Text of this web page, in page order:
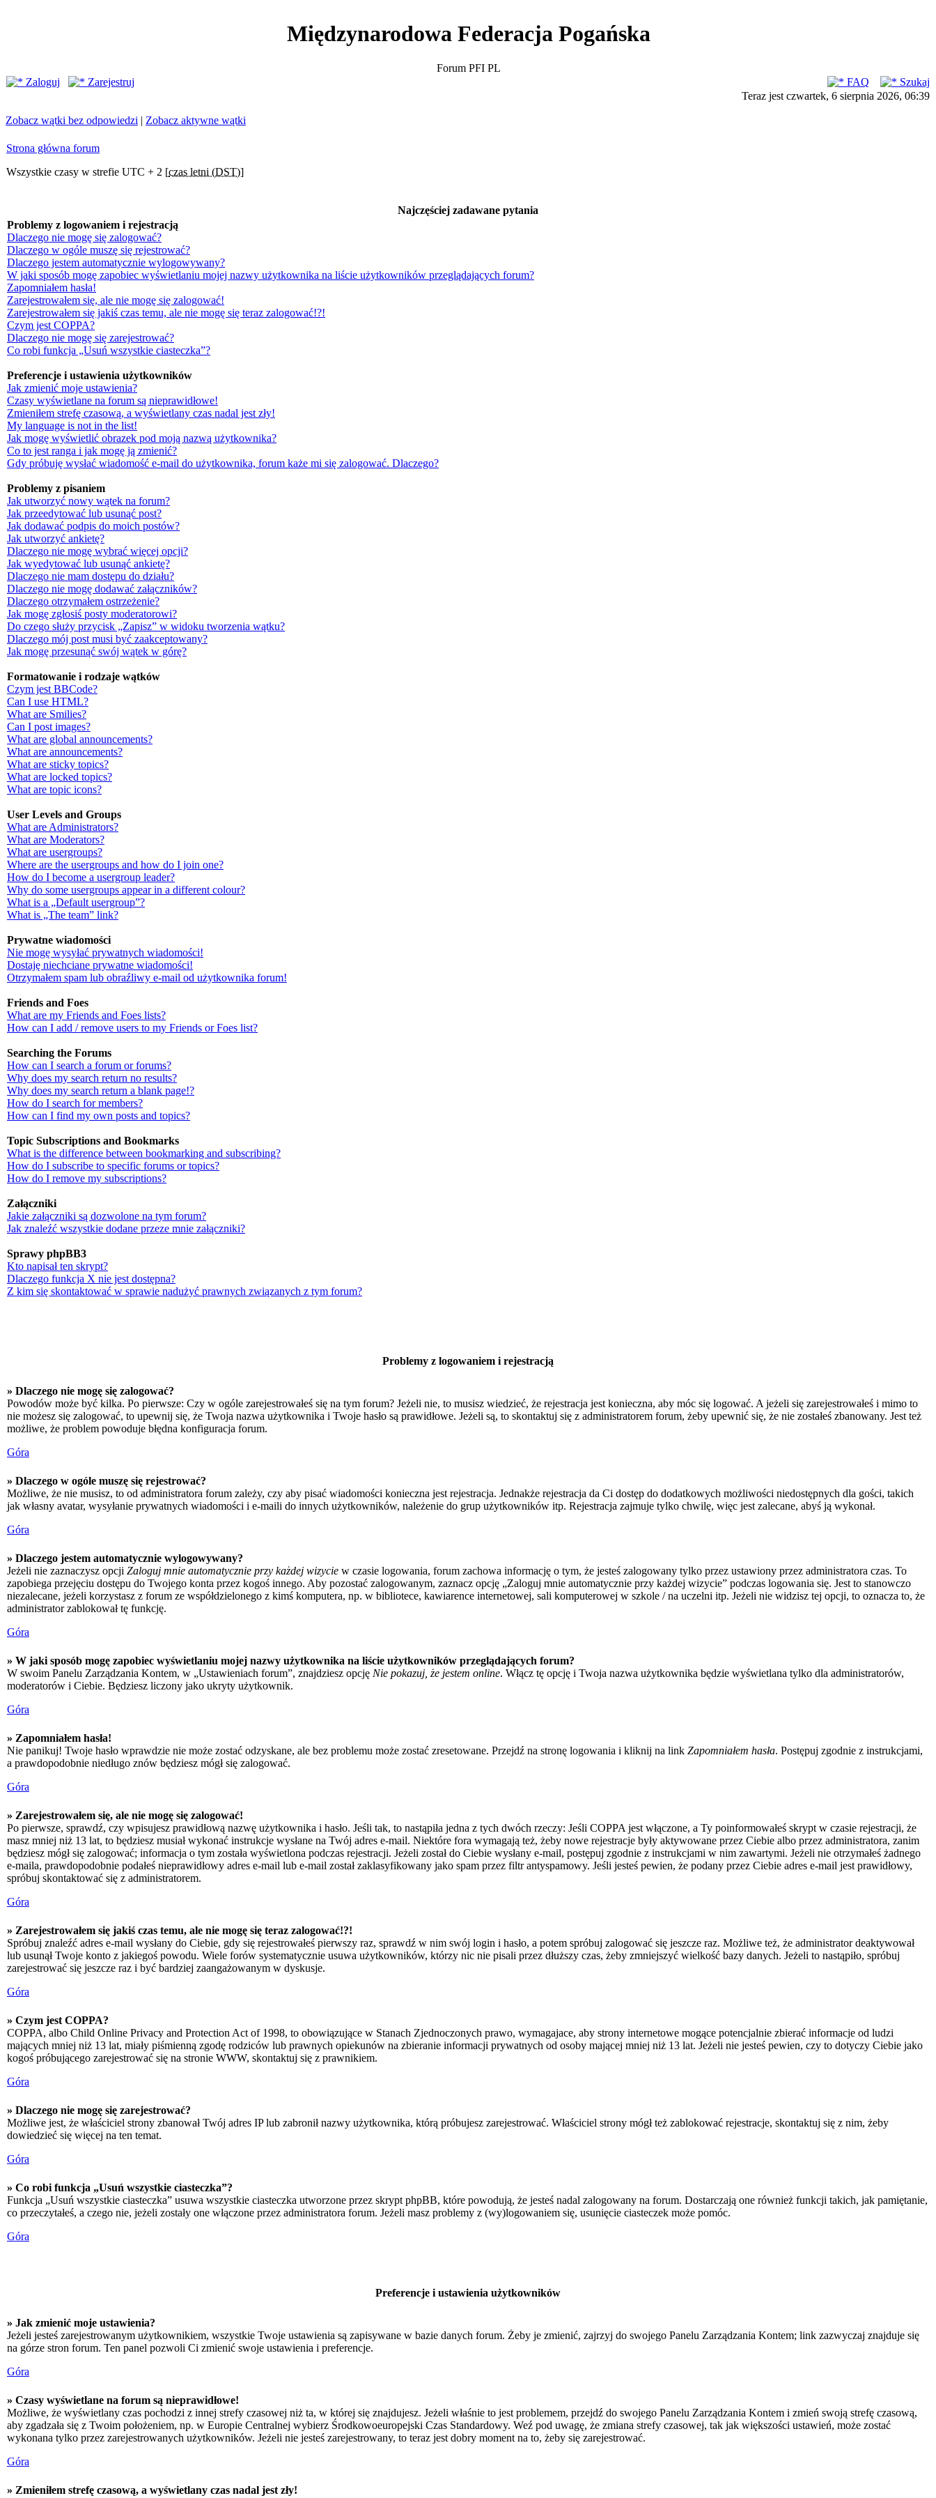
Międzynarodowa Federacja Pogańska
Forum PFI PL
Zaloguj
Zarejestruj FAQ
Szukaj
Teraz jest czwartek, 6 sierpnia 2026, 06:39
Zobacz wątki bez odpowiedzi | Zobacz aktywne wątki
Strona główna forum
Wszystkie czasy w strefie UTC + 2 [czas letni (DST)]
Najczęściej zadawane pytania
Problemy z logowaniem i rejestracją
Dlaczego nie mogę się zalogować?
Dlaczego w ogóle muszę się rejestrować?
Dlaczego jestem automatycznie wylogowywany?
W jaki sposób mogę zapobiec wyświetlaniu mojej nazwy użytkownika na liście użytkowników przeglądających forum?
Zapomniałem hasła!
Zarejestrowałem się, ale nie mogę się zalogować!
Zarejestrowałem się jakiś czas temu, ale nie mogę się teraz zalogować!?!
Czym jest COPPA?
Dlaczego nie mogę się zarejestrować?
Co robi funkcja „Usuń wszystkie ciasteczka”?
Preferencje i ustawienia użytkowników
Jak zmienić moje ustawienia?
Czasy wyświetlane na forum są nieprawidłowe!
Zmieniłem strefę czasową, a wyświetlany czas nadal jest zły!
My language is not in the list!
Jak mogę wyświetlić obrazek pod moją nazwą użytkownika?
Co to jest ranga i jak mogę ją zmienić?
Gdy próbuję wysłać wiadomość e-mail do użytkownika, forum każe mi się zalogować. Dlaczego?
Problemy z pisaniem
Jak utworzyć nowy wątek na forum?
Jak przeedytować lub usunąć post?
Jak dodawać podpis do moich postów?
Jak utworzyć ankietę?
Dlaczego nie mogę wybrać więcej opcji?
Jak wyedytować lub usunąć ankietę?
Dlaczego nie mam dostępu do działu?
Dlaczego nie mogę dodawać załączników?
Dlaczego otrzymałem ostrzeżenie?
Jak mogę zgłosiś posty moderatorowi?
Do czego służy przycisk „Zapisz” w widoku tworzenia wątku?
Dlaczego mój post musi być zaakceptowany?
Jak mogę przesunąć swój wątek w górę?
Formatowanie i rodzaje wątków
Czym jest BBCode?
Can I use HTML?
What are Smilies?
Can I post images?
What are global announcements?
What are announcements?
What are sticky topics?
What are locked topics?
What are topic icons?
User Levels and Groups
What are Administrators?
What are Moderators?
What are usergroups?
Where are the usergroups and how do I join one?
How do I become a usergroup leader?
Why do some usergroups appear in a different colour?
What is a „Default usergroup”?
What is „The team” link?
Prywatne wiadomości
Nie mogę wysyłać prywatnych wiadomości!
Dostaję niechciane prywatne wiadomości!
Otrzymałem spam lub obraźliwy e-mail od użytkownika forum!
Friends and Foes
What are my Friends and Foes lists?
How can I add / remove users to my Friends or Foes list?
Searching the Forums
How can I search a forum or forums?
Why does my search return no results?
Why does my search return a blank page!?
How do I search for members?
How can I find my own posts and topics?
Topic Subscriptions and Bookmarks
What is the difference between bookmarking and subscribing?
How do I subscribe to specific forums or topics?
How do I remove my subscriptions?
Załączniki
Jakie załączniki są dozwolone na tym forum?
Jak znaleźć wszystkie dodane przeze mnie załączniki?
Sprawy phpBB3
Kto napisał ten skrypt?
Dlaczego funkcja X nie jest dostępna?
Z kim się skontaktować w sprawie nadużyć prawnych związanych z tym forum?
Problemy z logowaniem i rejestracją
» Dlaczego nie mogę się zalogować?
Powodów może być kilka. Po pierwsze: Czy w ogóle zarejestrowałeś się na tym forum? Jeżeli nie, to musisz wiedzieć, że rejestracja jest konieczna, aby móc się logować. A jeżeli się zarejestrowałeś i mimo to
nie możesz się zalogować, to upewnij się, że Twoja nazwa użytkownika i Twoje hasło są prawidłowe. Jeżeli są, to skontaktuj się z administratorem forum, żeby upewnić się, że nie zostałeś zbanowany. Jest też
możliwe, że problem powoduje błędna konfiguracja forum.
Góra
» Dlaczego w ogóle muszę się rejestrować?
Możliwe, że nie musisz, to od administratora forum zależy, czy aby pisać wiadomości konieczna jest rejestracja. Jednakże rejestracja da Ci dostęp do dodatkowych możliwości niedostępnych dla gości, takich
jak własny avatar, wysyłanie prywatnych wiadomości i e-maili do innych użytkowników, należenie do grup użytkowników itp. Rejestracja zajmuje tylko chwilę, więc jest zalecane, abyś ją wykonał.
Góra
» Dlaczego jestem automatycznie wylogowywany?
Jeżeli nie zaznaczysz opcji Zaloguj mnie automatycznie przy każdej wizycie w czasie logowania, forum zachowa informację o tym, że jesteś zalogowany tylko przez ustawiony przez administratora czas. To
zapobiega przejęciu dostępu do Twojego konta przez kogoś innego. Aby pozostać zalogowanym, zaznacz opcję „Zaloguj mnie automatycznie przy każdej wizycie” podczas logowania się. Jest to stanowczo
niezalecane, jeżeli korzystasz z forum ze współdzielonego z kimś komputera, np. w bibliotece, kawiarence internetowej, sali komputerowej w szkole / na uczelni itp. Jeżeli nie widzisz tej opcji, to oznacza to, że
administrator zablokował tę funkcję.
Góra
» W jaki sposób mogę zapobiec wyświetlaniu mojej nazwy użytkownika na liście użytkowników przeglądających forum?
W swoim Panelu Zarządzania Kontem, w „Ustawieniach forum”, znajdziesz opcję Nie pokazuj, że jestem online. Włącz tę opcję i Twoja nazwa użytkownika będzie wyświetlana tylko dla administratorów,
moderatorów i Ciebie. Będziesz liczony jako ukryty użytkownik.
Góra
» Zapomniałem hasła!
Nie panikuj! Twoje hasło wprawdzie nie może zostać odzyskane, ale bez problemu może zostać zresetowane. Przejdź na stronę logowania i kliknij na link Zapomniałem hasła. Postępuj zgodnie z instrukcjami,
a prawdopodobnie niedługo znów będziesz mógł się zalogować.
Góra
» Zarejestrowałem się, ale nie mogę się zalogować!
Po pierwsze, sprawdź, czy wpisujesz prawidłową nazwę użytkownika i hasło. Jeśli tak, to nastąpiła jedna z tych dwóch rzeczy: Jeśli COPPA jest włączone, a Ty poinformowałeś skrypt w czasie rejestracji, że
masz mniej niż 13 lat, to będziesz musiał wykonać instrukcje wysłane na Twój adres e-mail. Niektóre fora wymagają też, żeby nowe rejestracje były aktywowane przez Ciebie albo przez administratora, zanim
będziesz mógł się zalogować; informacja o tym została wyświetlona podczas rejestracji. Jeżeli został do Ciebie wysłany e-mail, postępuj zgodnie z instrukcjami w nim zawartymi. Jeżeli nie otrzymałeś żadnego
e-maila, prawdopodobnie podałeś nieprawidłowy adres e-mail lub e-mail został zaklasyfikowany jako spam przez filtr antyspamowy. Jeśli jesteś pewien, że podany przez Ciebie adres e-mail jest prawidłowy,
spróbuj skontaktować się z administratorem.
Góra
» Zarejestrowałem się jakiś czas temu, ale nie mogę się teraz zalogować!?!
Spróbuj znaleźć adres e-mail wysłany do Ciebie, gdy się rejestrowałeś pierwszy raz, sprawdź w nim swój login i hasło, a potem spróbuj zalogować się jeszcze raz. Możliwe też, że administrator deaktywował
lub usunął Twoje konto z jakiegoś powodu. Wiele forów systematycznie usuwa użytkowników, którzy nic nie pisali przez dłuższy czas, żeby zmniejszyć wielkość bazy danych. Jeżeli to nastąpiło, spróbuj
zarejestrować się jeszcze raz i być bardziej zaangażowanym w dyskusje.
Góra
» Czym jest COPPA?
COPPA, albo Child Online Privacy and Protection Act of 1998, to obowiązujące w Stanach Zjednoczonych prawo, wymagajace, aby strony internetowe mogące potencjalnie zbierać informacje od ludzi
mających mniej niż 13 lat, miały piśmienną zgodę rodziców lub prawnych opiekunów na zbieranie informacji prywatnych od osoby mającej mniej niż 13 lat. Jeżeli nie jesteś pewien, czy to dotyczy Ciebie jako
kogoś próbującego zarejestrować się na stronie WWW, skontaktuj się z prawnikiem.
Góra
» Dlaczego nie mogę się zarejestrować?
Możliwe jest, że właściciel strony zbanował Twój adres IP lub zabronił nazwy użytkownika, którą próbujesz zarejestrować. Właściciel strony mógł też zablokować rejestracje, skontaktuj się z nim, żeby
dowiedzieć się więcej na ten temat.
Góra
» Co robi funkcja „Usuń wszystkie ciasteczka”?
Funkcja „Usuń wszystkie ciasteczka” usuwa wszystkie ciasteczka utworzone przez skrypt phpBB, które powodują, że jesteś nadal zalogowany na forum. Dostarczają one również funkcji takich, jak pamiętanie,
co przeczytałeś, a czego nie, jeżeli zostały one włączone przez administratora forum. Jeżeli masz problemy z (wy)logowaniem się, usunięcie ciasteczek może pomóc.
Góra
Preferencje i ustawienia użytkowników
» Jak zmienić moje ustawienia?
Jeżeli jesteś zarejestrowanym użytkownikiem, wszystkie Twoje ustawienia są zapisywane w bazie danych forum. Żeby je zmienić, zajrzyj do swojego Panelu Zarządzania Kontem; link zazwyczaj znajduje się
na górze stron forum. Ten panel pozwoli Ci zmienić swoje ustawienia i preferencje.
Góra
» Czasy wyświetlane na forum są nieprawidłowe!
Możliwe, że wyświetlany czas pochodzi z innej strefy czasowej niż ta, w której się znajdujesz. Jeżeli właśnie to jest problemem, przejdź do swojego Panelu Zarządzania Kontem i zmień swoją strefę czasową,
aby zgadzała się z Twoim położeniem, np. w Europie Centralnej wybierz Środkowoeuropejski Czas Standardowy. Weź pod uwagę, że zmiana strefy czasowej, tak jak większości ustawień, może zostać
wykonana tylko przez zarejestrowanych użytkowników. Jeżeli nie jesteś zarejestrowany, to teraz jest dobry moment na to, żeby się zarejestrować.
Góra
» Zmieniłem strefę czasową, a wyświetlany czas nadal jest zły!